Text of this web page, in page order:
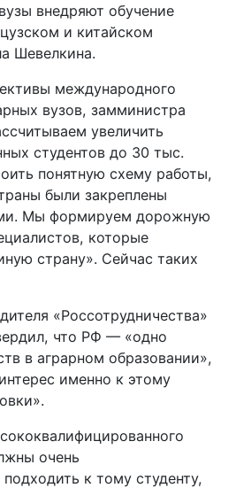
внедряют обучение
и китайском
Шевелкина.
международного
вузов, замминистра
увеличить
студентов до 30 тыс.
понятную схему работы,
были закреплены
Мы формируем дорожную
которые
страну». Сейчас таких
«Россотрудничества»
что РФ — «одно
в аграрном образовании»,
именно к этому
очень
к тому студенту,